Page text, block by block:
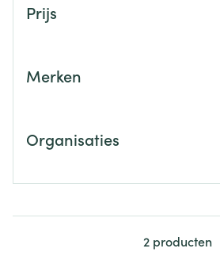
Prijs
Merken
Organisaties
2producten